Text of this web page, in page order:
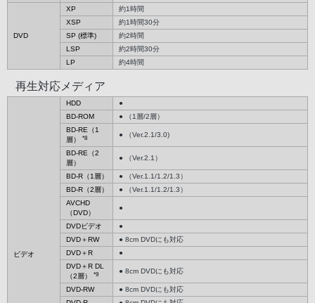
DVD
XP
約1時間
XSP
約1時間30分
SP (標準)
約2時間
LSP
約2時間30分
LP
約4時間
再生対応メディア
ビデオ
HDD
●
BD-ROM
● （1層/2層）
BD-RE（1
層）
*8 ● （Ver.2.1/3.0)
BD-RE（2
層）
● （Ver.2.1）
BD-R（1層）
● （Ver.1.1/1.2/1.3）
BD-R（2層）
● （Ver.1.1/1.2/1.3）
AVCHD
（DVD）
●
DVDビデオ
●
DVD＋RW
● 8cm DVDにも対応
DVD＋R
●
DVD＋R DL
（2層）
*9 ● 8cm DVDにも対応
DVD-RW
● 8cm DVDにも対応